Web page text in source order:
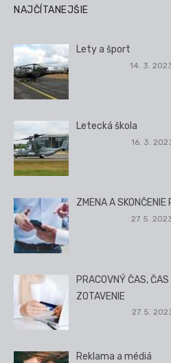
NAJČÍTANEJŠIE
Lety a šport
14. 3.
Letecká škola
16. 3.
ZMENA A SKONČENIE
27. 5.
PRACOVNÝ ČAS,
ZOTAVENIE
27. 5.
Reklama a médiá